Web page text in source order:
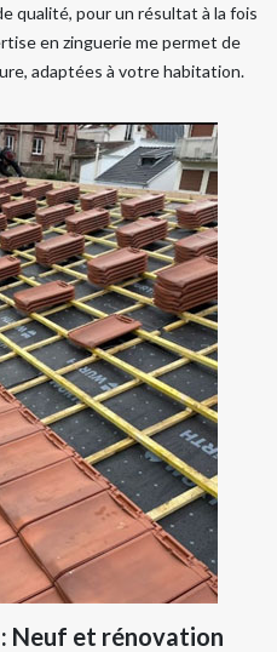
qualité, pour un résultat à la fois
en zinguerie me permet de
adaptées à votre habitation.
Neuf et rénovation